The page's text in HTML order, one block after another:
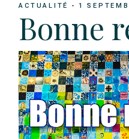
ACTUALITÉ 1
Bonne